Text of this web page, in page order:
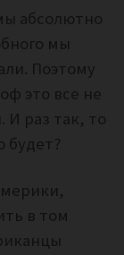
абсолютно
мы
Поэтому
это все не
И раз так, то
будет?
в том